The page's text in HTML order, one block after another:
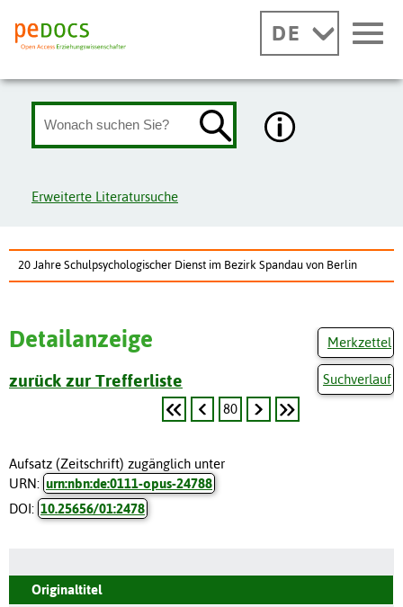
DE
Erweiterte Literatursuche
20 Jahre Schulpsychologischer Dienst im Bezirk Spandau von Berlin
Merkzettel
Suchverlauf
Detailanzeige
zurück zur Trefferliste
80
Aufsatz (Zeitschrift) zugänglich unter
URN: urn:nbn:de:0111-opus-24788
DOI: 10.25656/01:2478
Originaltitel